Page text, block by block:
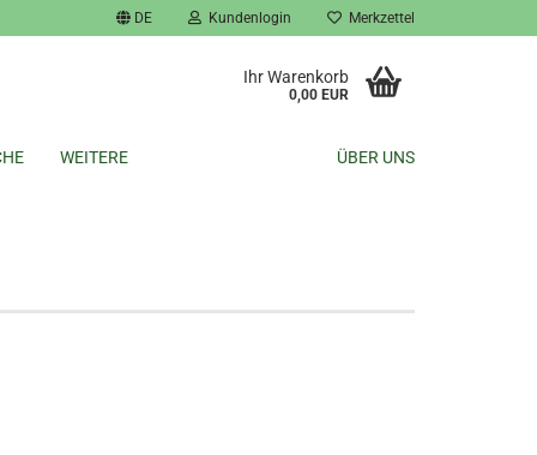
DE Kundenlogin Merkzettel
Ihr Warenkorb
0,00 EUR
ÜBER UNS
WEITERE